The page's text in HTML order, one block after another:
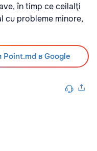
în timp ce ceilalţi
cu probleme minore,
Point.md в Google